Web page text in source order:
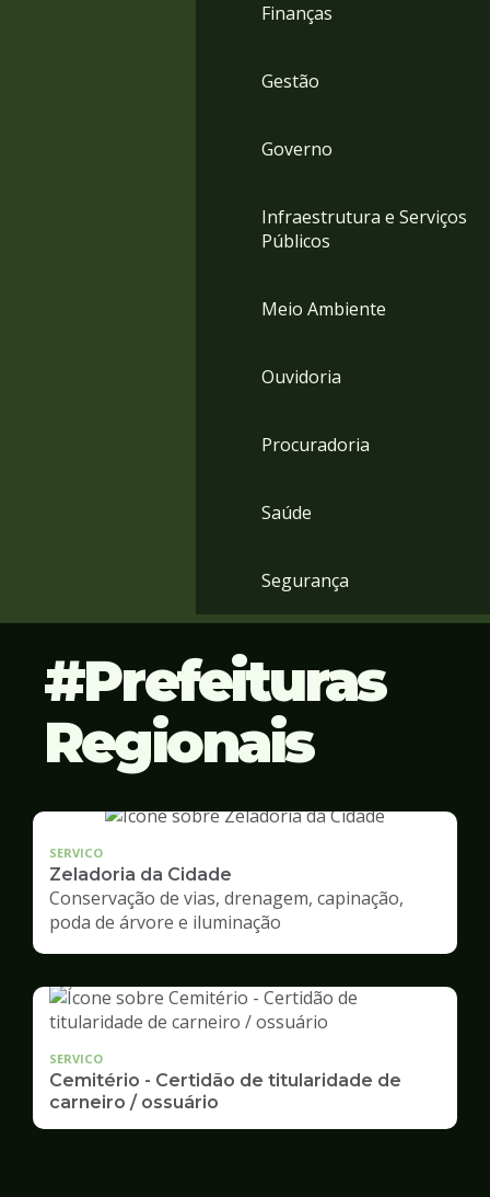
Finanças
Gestão
Governo
Infraestrutura e Serviços
Públicos
Meio Ambiente
Ouvidoria
Procuradoria
Saúde
Segurança
Prefeituras
Regionais
SERVICO
Zeladoria da Cidade
Conservação de vias, drenagem, capinação,
poda de árvore e iluminação
SERVICO
Cemitério - Certidão de titularidade de
carneiro / ossuário